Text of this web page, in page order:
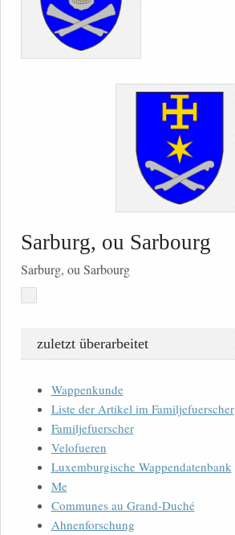
Sarburg, ou Sarbourg
Sarburg, ou Sarbourg
zuletzt überarbeitet
Wappenkunde
Liste der Artikel im Familjefuerscher
Familjefuerscher
Velofueren
Luxemburgische Wappendatenbank
Me
Communes au Grand-Duché
Ahnenforschung